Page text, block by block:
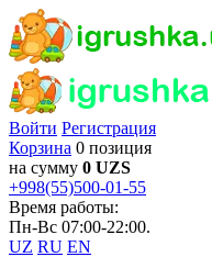
Войти Регистрация
Корзина 0 позиция
на сумму 0 UZS
+998(55)500-01-55
Время работы:
Пн-Вс 07:00-22:00.
UZ RU EN